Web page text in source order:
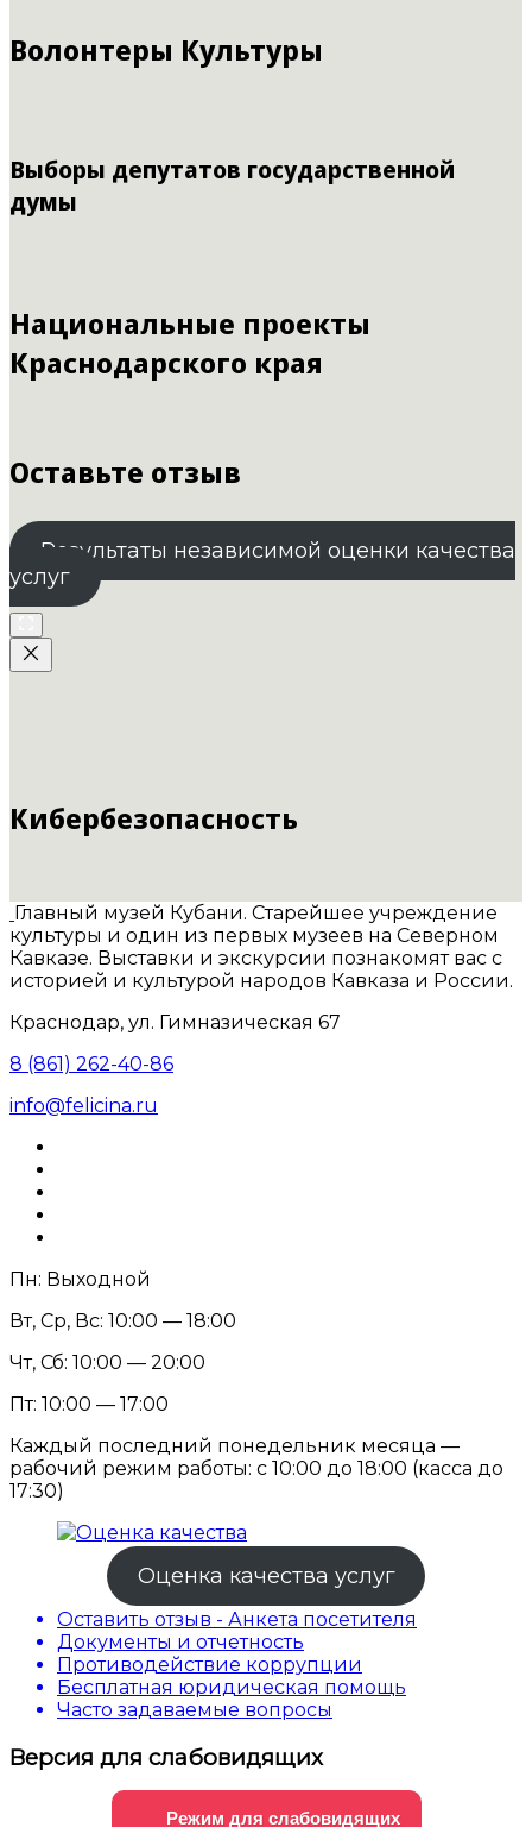
Волонтеры Культуры
Выборы депутатов государственной
думы
Национальные проекты
Краснодарского края
Оставьте отзыв
Результаты независимой оценки качества
услуг
Кибербезопасность
Главный музей Кубани. Старейшее учреждение
культуры и один из первых музеев на Северном
Кавказе. Выставки и экскурсии познакомят вас с
историей и культурой народов Кавказа и России.
Краснодар, ул. Гимназическая 67
8 (861) 262-40-86
info@felicina.ru
Пн: Выходной
Вт, Ср, Вс: 10:00 — 18:00
Чт, Сб: 10:00 — 20:00
Пт: 10:00 — 17:00
Каждый последний понедельник месяца —
рабочий режим работы: с 10:00 до 18:00 (касса до
17:30)
Оценка качества услуг
Оставить отзыв - Анкета посетителя
Документы и отчетность
Противодействие коррупции
Бесплатная юридическая помощь
Часто задаваемые вопросы
Версия для слабовидящих
Режим для слабовидящих